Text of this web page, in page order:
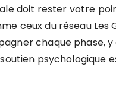
doit rester votre
ceux du réseau Les
chaque phase,
psychologique